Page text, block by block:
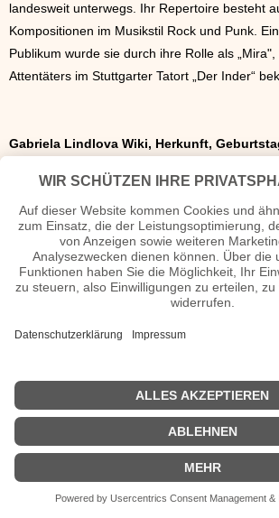
landesweit unterwegs. Ihr Repertoire besteht
Kompositionen im Musikstil Rock und Punk.
Publikum wurde sie durch ihre Rolle als
Attentäters im Stuttgarter Tatort „Der Inder“
Gabriela Lindlova Wiki, Herkunft,
n.n.v. - Die offizielle Gabriela Lindlova
Lieder Gabriela Lindlova Diskografie
2015 - La Lune - Kotelett & Zadak feat.
Movies Gabriela Lindlova Filme
2015 - Tatort - Der Inder